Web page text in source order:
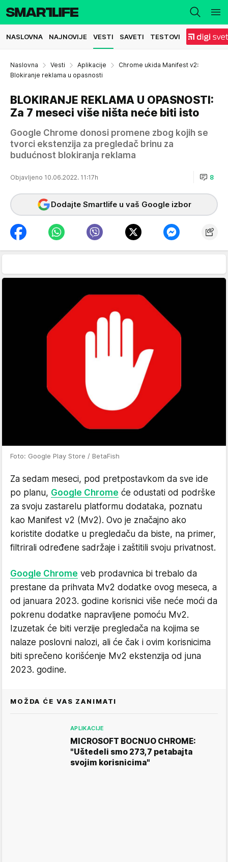
NASLOVNA NAJNOVIJE VESTI SAVETI TESTOVI
Naslovna Vesti Aplikacije
Chrome ukida Manifest v2:
Blokiranje reklama u opasnosti
BLOKIRANJE REKLAMA U OPASNOSTI:
Za 7 meseci više ništa neće biti isto
Google Chrome donosi promene zbog kojih se
tvorci ekstenzija za pregledač brinu za
budućnost blokiranja reklama
Objavljeno 10.06.2022. 11:17h 8
Dodajte Smartlife u vaš Google izbor
Foto: Google Play Store / BetaFish
Za sedam meseci, pod pretpostavkom da sve ide
po planu, Google Chrome će odustati od podrške
za svoju zastarelu platformu dodataka, poznatu
kao Manifest v2 (Mv2). Ovo je značajno ako
koristite dodatke u pregledaču da biste, na primer,
filtrirali određene sadržaje i zaštitili svoju privatnost.
Google Chrome veb prodavnica bi trebalo da
prestane da prihvata Mv2 dodatke ovog meseca, a
od januara 2023. godine korisnici više neće moći da
pokrenu dodatke napravljene pomoću Mv2.
Izuzetak će biti verzije pregledača na kojima se
nalaze poslovni nalozi, ali će čak i ovim korisnicima
biti sprečeno korišćenje Mv2 ekstenzija od juna
2023. godine.
MOŽDA ĆE VAS ZANIMATI
APLIKACIJE
MICROSOFT BOCNUO CHROME:
"Uštedeli smo 273,7 petabajta
svojim korisnicima"